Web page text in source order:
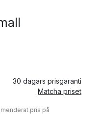
30 dagars prisgaranti
Matcha priset
pris på